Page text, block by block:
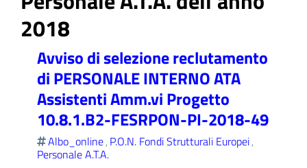
del sito
2018
Avviso di selezione reclutamento
di PERSONALE INTERNO ATA
Assistenti Amm.vi Progetto
10.8.1.B2-FESRPON-PI-2018-49
Albo_online, P.O.N. Fondi Strutturali Europei,
Personale A.T.A.